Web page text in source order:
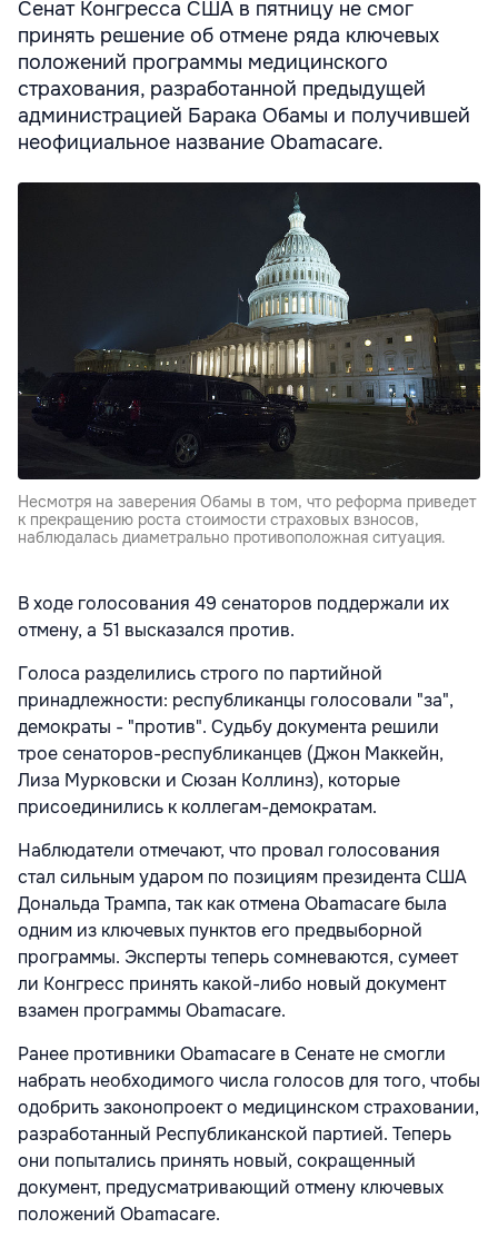
Сенат Конгресса США в пятницу не смог
принять решение об отмене ряда ключевых
положений программы медицинского
страхования, разработанной предыдущей
администрацией Барака Обамы и получившей
неофициальное название Obamacare.
Несмотря на заверения Обамы в том, что реформа приведет
к прекращению роста стоимости страховых взносов,
наблюдалась диаметрально противоположная ситуация.
В ходе голосования 49 сенаторов поддержали их
отмену, а 51 высказался против.
Голоса разделились строго по партийной
принадлежности: республиканцы голосовали "за",
демократы - "против". Судьбу документа решили
трое сенаторов-республиканцев (Джон Маккейн,
Лиза Мурковски и Сюзан Коллинз), которые
присоединились к коллегам-демократам.
Наблюдатели отмечают, что провал голосования
стал сильным ударом по позициям президента США
Дональда Трампа, так как отмена Obamacare была
одним из ключевых пунктов его предвыборной
программы. Эксперты теперь сомневаются, сумеет
ли Конгресс принять какой-либо новый документ
взамен программы Obamacare.
Ранее противники Obamacare в Сенате не смогли
набрать необходимого числа голосов для того, чтобы
одобрить законопроект о медицинском страховании,
разработанный Республиканской партией. Теперь
они попытались принять новый, сокращенный
документ, предусматривающий отмену ключевых
положений Obamacare.